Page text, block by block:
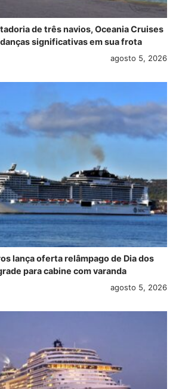
de três navios, Oceania Cruises
significativas em sua frota
agosto 5, 2026
lança oferta relâmpago de Dia dos
para cabine com varanda
agosto 5, 2026